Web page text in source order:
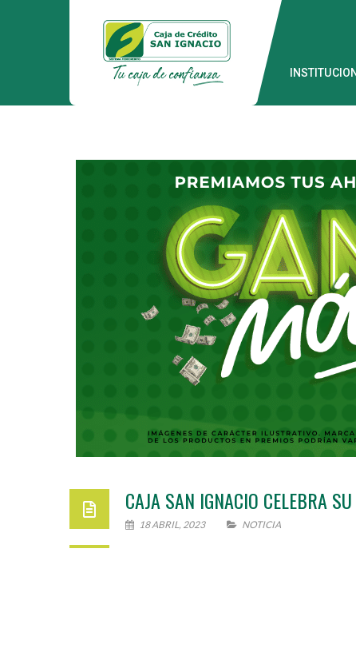
CAJA SAN IGNACIO CELEBRA
18 ABRIL, 2023 NOTICIA